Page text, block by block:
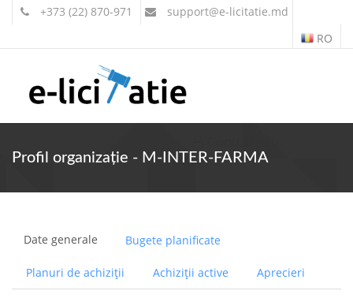
+373 (22) 870-971 support@e-licitatie.md
RO
Profil organizație - M-INTER-FARMA
Date generale Bugete planificate
Planuri de achiziții Achiziții active Aprecieri